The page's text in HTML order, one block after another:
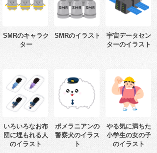
SMRのキャラク
ター
SMRのイラスト
宇宙データセン
ターのイラスト
いろいろなお布
団に埋もれる人
のイラスト
ポメラニアンの
警察犬のイラス
ト
やる気に満ちた
小学生の女の子
のイラスト